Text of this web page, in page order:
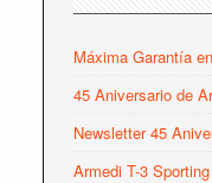
Máxima Garantía
45 Aniversario de
Newsletter 45
Armedi T-3 Sporting